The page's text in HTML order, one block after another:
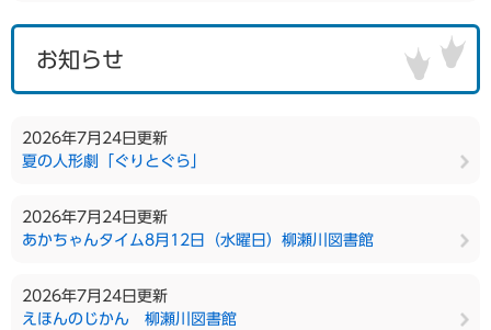
お知らせ
2026年7月24日更新
夏の人形劇「ぐりとぐら」
2026年7月24日更新
あかちゃんタイム8月12日（水曜日）柳瀬川図書館
2026年7月24日更新
えほんのじかん 柳瀬川図書館